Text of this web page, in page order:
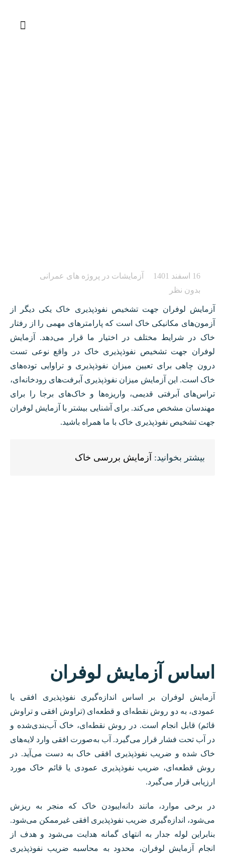
16 اسفند 1401
آزمایشات در پروژه های عمرانی
بدون نظر
آزمایش لوفران جهت تشخیص نفوذپذیری خاک یکی دیگر از
آزمون‌های مکانیکی خاک است که پارامترهای مهمی را از رفتار
خاک در شرایط مختلف در اختیار ما قرار می‌دهد. آزمایش
لوفران جهت تشخیص نفوذپذیری خاک در واقع نوعی تست
درون چاهی برای تعیین میزان نفوذپذیری و تراوایی توده‌های
خاک است. این آزمایش میزان نفوذپذیری آبرفت‌های رودخانه‌ای،
تراس‌های آبرفتی قدیمی، واریزه‌ها و خاک‌های برجا را برای
مهندسان مشخص می‌کند. برای آشنایی بیشتر با آزمایش لوفران
جهت تشخیص نفوذپذیری خاک با ما همراه باشید.
بیشتر بخوانید: آزمایش بررسی خاک
اساس آزمایش لوفران
آزمایش لوفران بر اساس اندازه‌گیری نفوذپذیری افقی یا
عمودی، به دو روش نقطه‌ای و قطعه‌ای (تراوش افقی و تراوش
قائم) قابل انجام است. در روش نقطه‌ای، خاک آب‌بندی‌شده و
در آب تحت فشار قرار می‌گیرد. آب به‌صورت افقی وارد لایه‌های
خاک شده و ضریب نفوذپذیری افقی خاک به دست می‌‌آید. در
روش قطعه‌ای، ضریب نفوذپذیری عمودی یا قائم خاک مورد
ارزیابی قرار می‌گیرد.
در برخی موارد، مانند دانه‌ایبودن خاک که منجر به ریزش
می‌شود، اندازه‌گیری ضریب نفوذپذیری افقی غیرممکن می‌شود.
بنابراین لوله جدار به انتهای گمانه هدایت می‌شود و هدف از
انجام آزمایش لوفران، محدود به محاسبه ضریب نفوذپذیری